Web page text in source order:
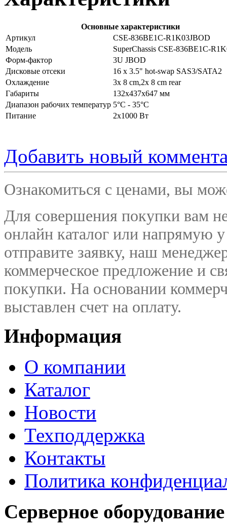
Основные характеристики
Артикул
CSE-836BE1C-R1K03JBOD
Модель
SuperChassis CSE-836BE1C-
Форм-фактор
3U JBOD
Дисковые отсеки
16 x 3.5" hot-swap SAS3/SATA2
Охлаждение
3x 8 cm,2x 8 cm rear
Габариты
132х437х647 мм
Диапазон рабочих температур 5°C - 35°C
Питание
2x1000 Вт
Добавить новый
Ознакомиться с ценами, вы
Для совершения покупки вам
онлайн каталог или напрямую
отправите заявку, наш
коммерческое предложение и
покупки. На основании
выставлен счет на оплату.
Информация
О компании
Каталог
Новости
Техподдержка
Контакты
Политика
Серверное оборудование